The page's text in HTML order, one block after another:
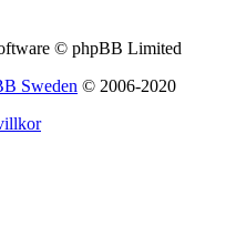
© phpBB Limited
Sweden © 2006-2020